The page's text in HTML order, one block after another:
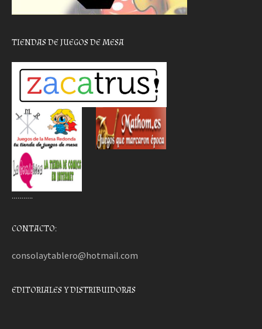
TIENDAS DE JUEGOS DE MESA
………..
CONTACTO:
consolaytablero@hotmail.com
EDITORIALES Y DISTRIBUIDORAS